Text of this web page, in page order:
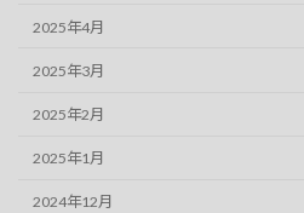
2025年4月
2025年3月
2025年2月
2025年1月
2024年12月